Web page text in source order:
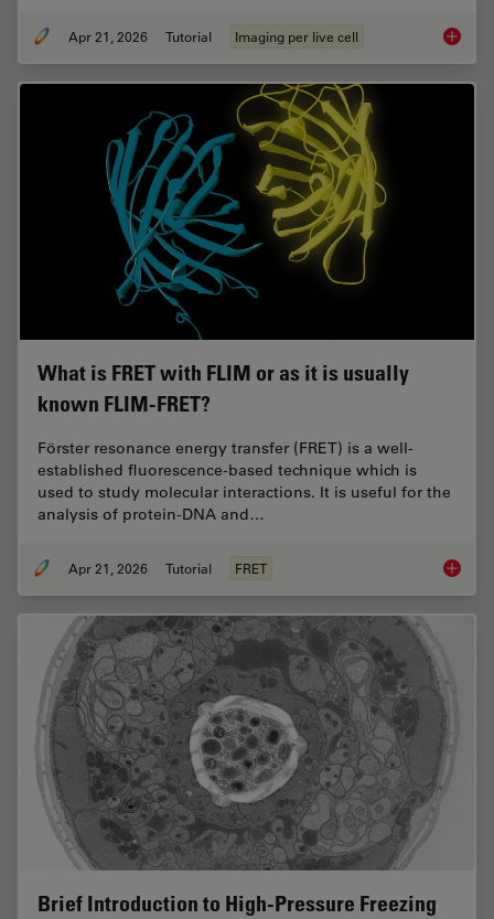
Apr 21, 2026 Tutorial Imaging per live cell
What is FRET with FLIM or as it is usually
known FLIM-FRET?
Förster resonance energy transfer (FRET) is a well-
established fluorescence-based technique which is
used to study molecular interactions. It is useful for the
analysis of protein-DNA and…
Apr 21, 2026 Tutorial FRET What is
Brief Introduction to High-Pressure Freezing